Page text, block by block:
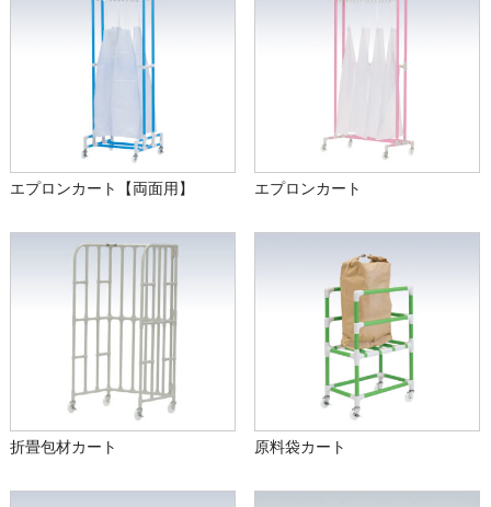
エプロンカート【両面用】 エプロンカート
折畳包材カート 原料袋カート